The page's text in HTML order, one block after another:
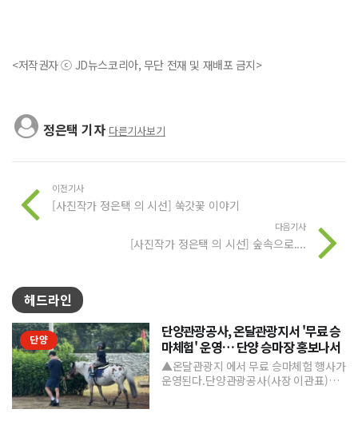
<저작권자 ⓒ JD뉴스코리아, 무단 전재 및 재배포 금지>
정은택 기자 다른기사보기
이전기사
[사진작가 정은택 의 시선] 쑥갓꽃 이야기
다음기사
[사진작가 정은택 의 시선] 숲속으로....
헤드라인
단양
단양관광공사, 온달관광지서 '무료 승
마체험' 운영… 단양 승마장 홍보나서
▲온달관광지 에서 무료 승마체험 행사가
운영된다.단양관광공사(사장 이관표)가